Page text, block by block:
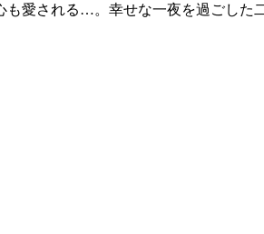
愛される…。幸せな一夜を過ごし